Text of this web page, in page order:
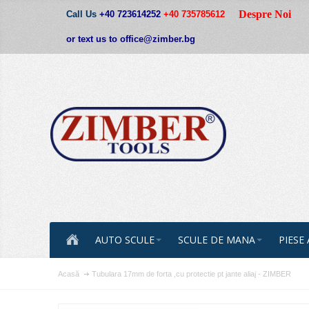
Call Us +40 723614252 +40 735785612
or text us to office@zimber.bg
Despre Noi
AUTO SCULE SCULE DE MANA
Acasă Tubulara 17mm de forta ,cu protectie pt jante aliaj - ZIMBER